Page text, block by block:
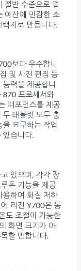
절반 수준으로 떨
예산에 민감한 소
지로 만듭니다.
보다 우수합니
및 사진 편집 등
력을 제공합니
870 프로세서와
퍼포먼스를 제공
두 태블릿 모두 충
요구하는 작업
있습니다.
있으며, 각각 장
톤 기능을 제공
용하여 화질 저하
리전 Y700은 동
도 조절이 가능한
화면 크기가 아
할 만합니다.